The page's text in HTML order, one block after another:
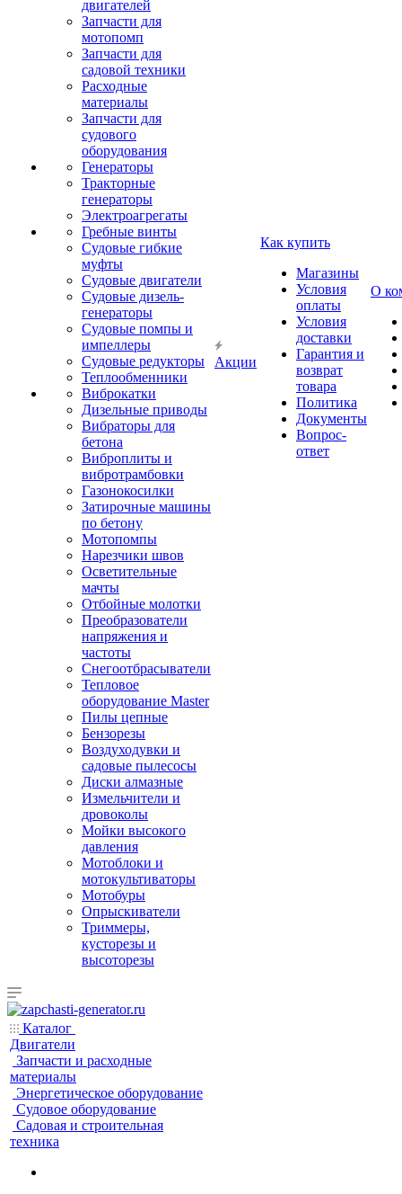
двигателей
Запчасти для
мотопомп
Запчасти для
садовой техники
Расходные
материалы
Запчасти для
судового
оборудования
Генераторы
Тракторные
генераторы
Электроагрегаты
Гребные винты
Судовые гибкие
муфты
Судовые двигатели
Судовые дизель-
генераторы
Судовые помпы и
импеллеры
Судовые редукторы
Теплообменники
Виброкатки
Дизельные приводы
Вибраторы для
бетона
Виброплиты и
вибротрамбовки
Газонокосилки
Затирочные машины
по бетону
Мотопомпы
Нарезчики швов
Осветительные
мачты
Отбойные молотки
Преобразователи
напряжения и
частоты
Снегоотбрасыватели
Тепловое
оборудование Master
Пилы цепные
Бензорезы
Воздуходувки и
садовые пылесосы
Диски алмазные
Измельчители и
дровоколы
Мойки высокого
давления
Мотоблоки и
мотокультиваторы
Мотобуры
Опрыскиватели
Триммеры,
кусторезы и
высоторезы
Акции
Как купить
Магазины
Условия
оплаты
Условия
доставки
Гарантия и
возврат
товара
Политика
Документы
Вопрос-
ответ
О
Каталог
Двигатели
Запчасти и расходные
материалы
Энергетическое оборудование
Судовое оборудование
Садовая и строительная
техника